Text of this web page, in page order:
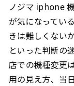
ノジマ iphone
が気になってい
きは難しくない
といった判断の
店での機種変更
用の見え方、当
2.4.1 Web
2.4.2
査定
2.5 ノジマと
ノジマの
2.6.1
失敗